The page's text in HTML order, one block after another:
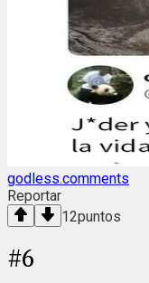
godless.comments
Reportar
12puntos
#6